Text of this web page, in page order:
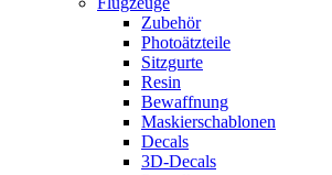
Zubehör
Photoätzteile
Sitzgurte
Resin
Bewaffnung
Maskierschablonen
Decals
3D-Decals